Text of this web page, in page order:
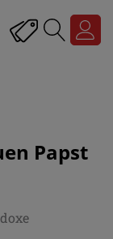
Papst